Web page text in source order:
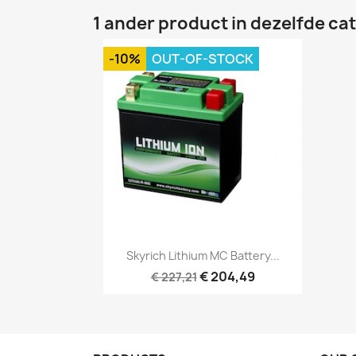
1 ander product in dezelfde
Skyrich Lithium MC Battery...
€ 227,21€ 204,49
-10% OUT-OF-STOCK
 Snel bekijken